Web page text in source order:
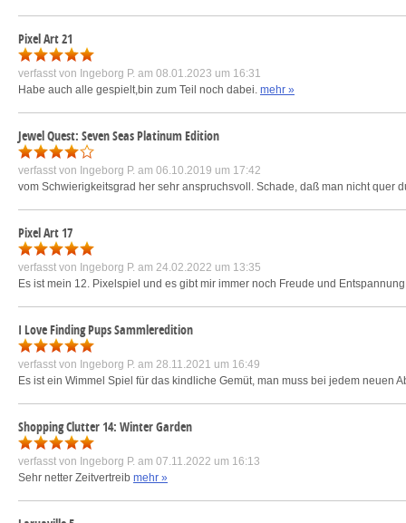
Pixel Art 21
verfasst von Ingeborg P. am 08.01.2023 um 16:31
Habe auch alle gespielt,bin zum Teil noch dabei. mehr »
Jewel Quest: Seven Seas Platinum Edition
verfasst von Ingeborg P. am 06.10.2019 um 17:42
vom Schwierigkeitsgrad her sehr anspruchsvoll. Schade, daß man nicht
Pixel Art 17
verfasst von Ingeborg P. am 24.02.2022 um 13:35
Es ist mein 12. Pixelspiel und es gibt mir immer noch Freude und
I Love Finding Pups Sammleredition
verfasst von Ingeborg P. am 28.11.2021 um 16:49
Es ist ein Wimmel Spiel für das kindliche Gemüt, man muss bei jedem
Shopping Clutter 14: Winter Garden
verfasst von Ingeborg P. am 07.11.2022 um 16:13
Sehr netter Zeitvertreib mehr »